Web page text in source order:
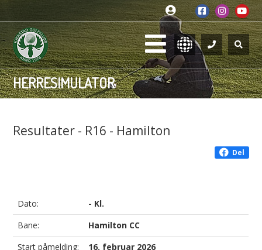
HERRESIMULATOR
Resultater - R16 - Hamilton
Del
Dato:
- Kl.
Bane:
Hamilton CC
Start påmelding:
16. februar 2026